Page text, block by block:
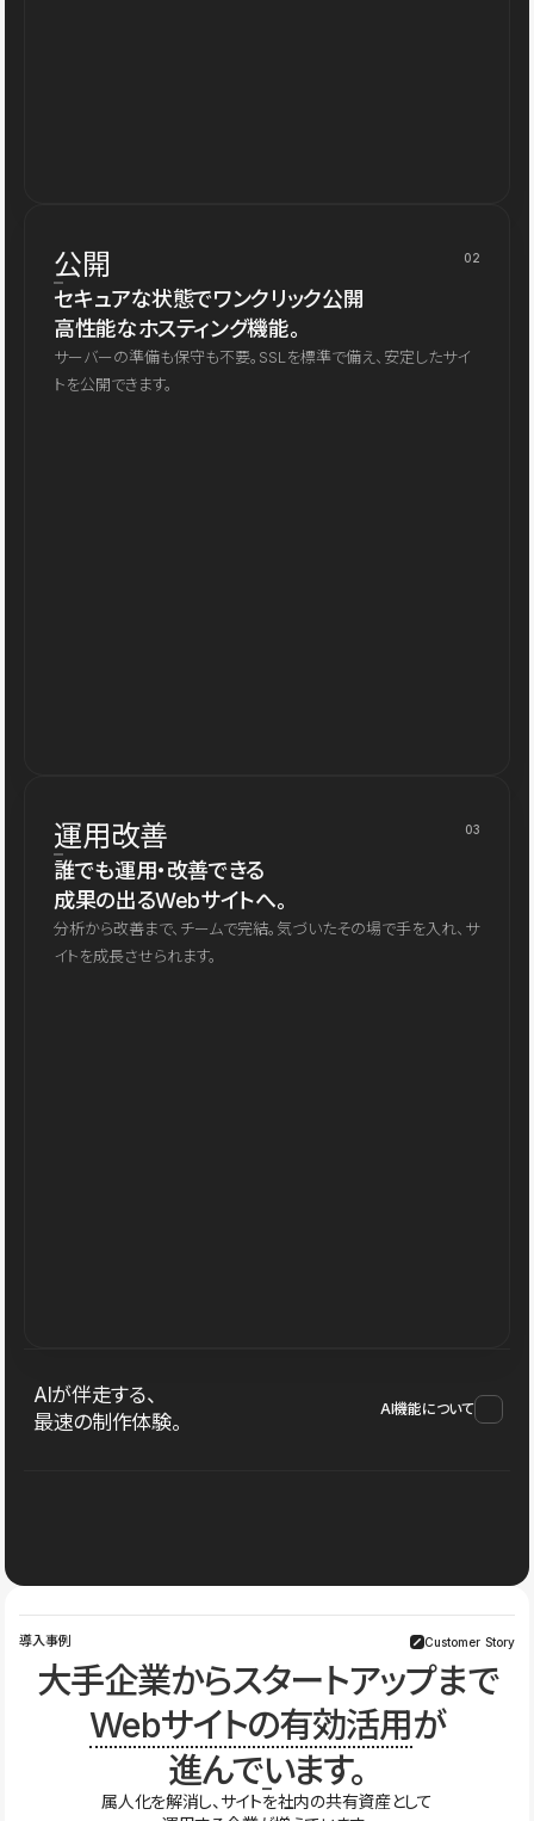
公開 02
セキュアな状態でワンクリック公開
高性能なホスティング機能。
サーバーの準備も保守も不要。SSLを標準で備え、安定したサイ
トを公開できます。
運用改善 03
誰でも運用・改善できる
成果の出るWebサイトへ。
分析から改善まで、チームで完結。気づいたその場で手を入れ、サ
イトを成長させられます。
AIが伴走する、
最速の制作体験。
AI機能について
導入事例 Customer Story
大手企業からスタートアップまで
Webサイトの有効活用が
進んでいます。
属人化を解消し、サイトを社内の共有資産として